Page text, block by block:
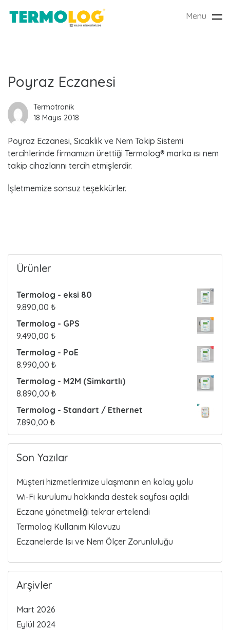
Menu
L
a
t
e
s
t
s
s
Poyraz Eczanesi
Termotronik
18 Mayıs 2018
Poyraz Eczanesi, Sıcaklık ve Nem Takip Sistemi
tercihlerinde firmamızın ürettiği Termolog® marka ısı nem
takip cihazlarını tercih etmişlerdir.
İşletmemize sonsuz teşekkürler.
Ürünler
Termolog - eksi 80
9.890,00 ₺
Termolog - GPS
9.490,00 ₺
Termolog - PoE
8.990,00 ₺
Termolog - M2M (Simkartlı)
8.890,00 ₺
Termolog - Standart / Ethernet
7.890,00 ₺
Son Yazılar
Müşteri hizmetlerimize ulaşmanın en kolay yolu
Wi-Fi kurulumu hakkında destek sayfası açıldı
Eczane yönetmeliği tekrar ertelendi
Termolog Kullanım Kılavuzu
Eczanelerde Isı ve Nem Ölçer Zorunluluğu
Arşivler
Mart 2026
Eylül 2024